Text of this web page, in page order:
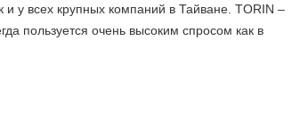
у всех крупных компаний в Тайване. TORIN –
пользуется очень высоким спросом как в